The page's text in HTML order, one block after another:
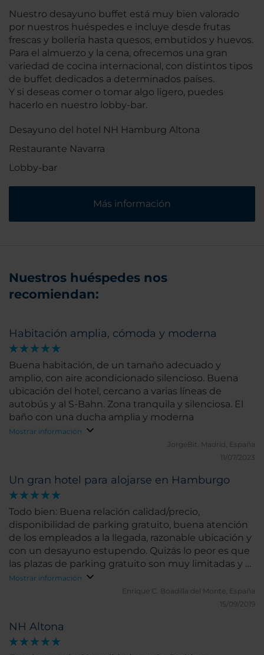
Nuestro desayuno buffet está muy bien valorado
por nuestros huéspedes e incluye desde frutas
frescas y bollería hasta quesos, embutidos y huevos.
Para el almuerzo y la cena, ofrecemos una gran
variedad de cocina internacional, con distintos tipos
de buffet dedicados a determinados países.
Y si deseas comer o tomar algo ligero, puedes
hacerlo en nuestro lobby-bar.
Desayuno del hotel NH Hamburg Altona
Restaurante Navarra
Lobby-bar
Más información
Nuestros huéspedes nos
recomiendan:
Habitación amplia, cómoda y moderna
Buena habitación, de un tamaño adecuado y
amplio, con aire acondicionado silencioso. Buena
ubicación del hotel, cercano a varias líneas de
autobús y al S-Bahn. Zona tranquila y silenciosa. El
baño con una ducha amplia y moderna
Mostrar información
JorgeBit.
Madrid, España
11/07/2023
Un gran hotel para alojarse en Hamburgo
Todo bien: Buena relación calidad/precio,
disponibilidad de parking gratuito, buena atención
de los empleados a la llegada, razonable ubicación y
con un desayuno estupendo. Quizás lo peor es que
las plazas de parking gratuito son muy limitadas y el
parking de pago es bastante caro.
Mostrar información
Enrique C.
Boadilla del Monte, España
15/09/2019
NH Altona